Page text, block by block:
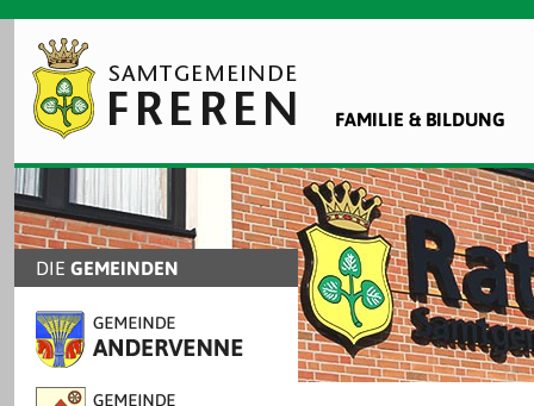
FAMILIE & BILDUNG
DIE GEMEINDEN